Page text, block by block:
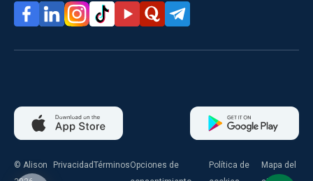
© Alison
PrivacidadTérminosOpciones de
Política de
Mapa del